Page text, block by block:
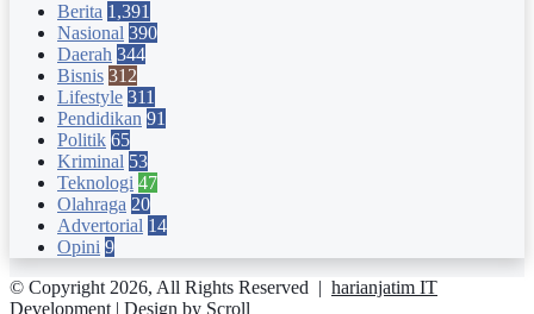
Berita 1,391
Nasional 390
Daerah 344
Bisnis 312
Lifestyle 311
Pendidikan 91
Politik 65
Kriminal 53
Teknologi 47
Olahraga 20
Advertorial 14
Opini 9
© Copyright 2026, All Rights Reserved | harianjatim IT
Development | Design by Scroll